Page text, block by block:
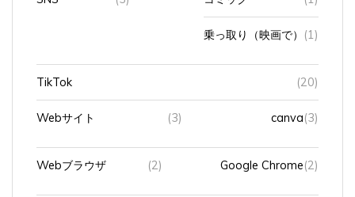
乗っ取り（映画で） (1)
TikTok (20)
Webサイト (3) (3)
Webブラウザ (2) Google Chrome (2)